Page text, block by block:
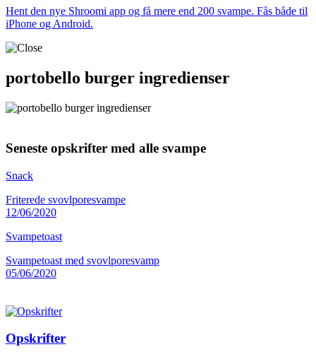
Hent den nye Shroomi app og få mere end 200 svampe. Fås både til
iPhone og Android.
portobello burger ingredienser
Seneste opskrifter med alle svampe
Snack
Friterede svovlporesvampe
12/06/2020
Svampetoast
Svampetoast med svovlporesvamp
05/06/2020
Opskrifter